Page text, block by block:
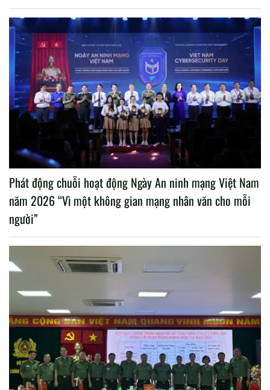
Phát động chuỗi hoạt động Ngày An ninh mạng Việt Nam
năm 2026 “Vì một không gian mạng nhân văn cho mỗi
người”